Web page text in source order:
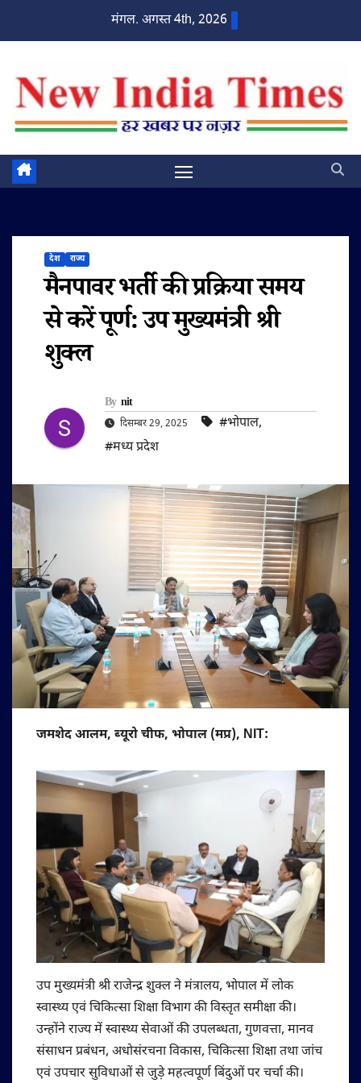
मंगल. अगस्त 4th, 2026
देश राज्य
मैनपावर भर्ती की प्रक्रिया समय
से करें पूर्ण: उप मुख्यमंत्री श्री
शुक्ल
By nit
दिसम्बर 29, 2025 #भोपाल,
#मध्य प्रदेश
जमशेद आलम, ब्यूरो चीफ, भोपाल (मप्र), NIT:
उप मुख्यमंत्री श्री राजेन्द्र शुक्ल ने मंत्रालय, भोपाल में लोक
स्वास्थ्य एवं चिकित्सा शिक्षा विभाग की विस्तृत समीक्षा की।
उन्होंने राज्य में स्वास्थ्य सेवाओं की उपलब्धता, गुणवत्ता, मानव
संसाधन प्रबंधन, अधोसंरचना विकास, चिकित्सा शिक्षा तथा जांच
एवं उपचार सुविधाओं से जुड़े महत्वपूर्ण बिंदुओं पर चर्चा की।